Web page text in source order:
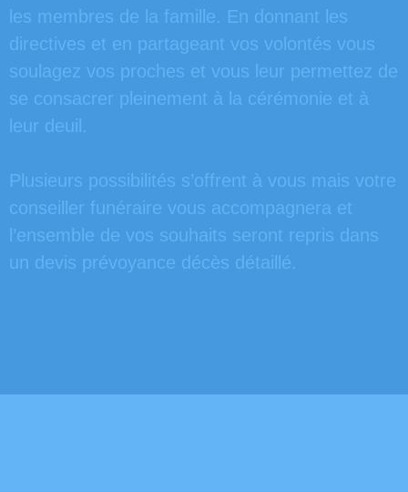
les membres de la famille. En donnant les
directives et en partageant vos volontés vous
soulagez vos proches et vous leur permettez de
se consacrer pleinement à la cérémonie et à
leur deuil.
Plusieurs possibilités s’offrent à vous mais votre
conseiller funéraire vous accompagnera et
l’ensemble de vos souhaits seront repris dans
un devis prévoyance décès détaillé.